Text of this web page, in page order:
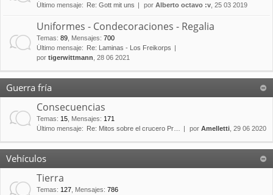
Último mensaje:
Re: Gott mit uns por Alberto octavo :v , 25 03 2019
Uniformes - Condecoraciones - Regalia
Temas: 89 Mensajes: 700
Último mensaje:
Re: Laminas - Los Freikorps
por tigerwittmann , 28 06 2021
Guerra fría
Consecuencias
Temas: 15 Mensajes: 171
Último mensaje:
Re: Mitos sobre el crucero Pr… por Amelletti , 29 06 2020
Vehículos
Tierra
Temas: 127 Mensajes: 786